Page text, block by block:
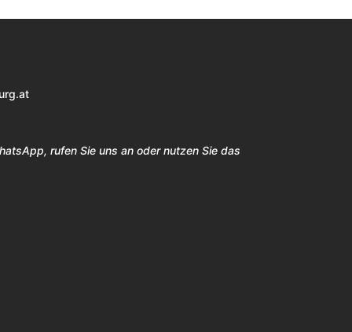
rufen Sie uns an oder nutzen Sie das